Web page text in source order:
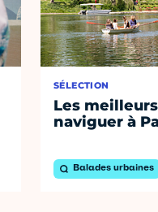
SÉLECTION
Les
naviguer à
Balades urbaines